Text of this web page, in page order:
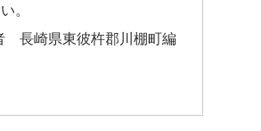
。
長崎県東彼杵郡川棚町編